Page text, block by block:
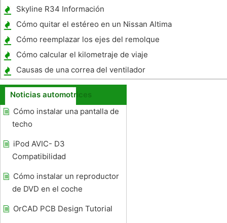
Civic
Skyline R34 Información
Cómo quitar el estéreo en un Nissan Altima
Cómo reemplazar los ejes del remolque
Cómo calcular el kilometraje de viaje
Causas de una correa del ventilador
Screeching
Noticias automotrices
Cómo instalar una pantalla de
techo
iPod AVIC- D3
Compatibilidad
Cómo instalar un reproductor
de DVD en el coche
OrCAD PCB Design Tutorial